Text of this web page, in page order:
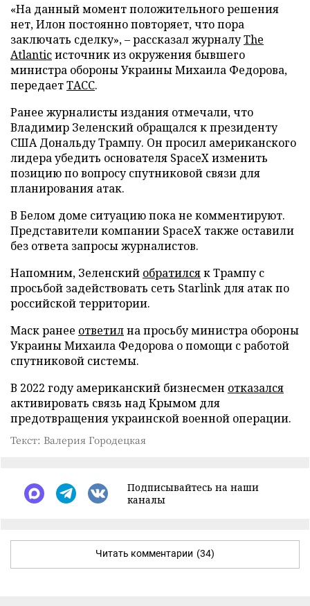
«На данный момент положительного решения
нет, Илон постоянно повторяет, что пора
заключать сделку», – рассказал журналуThe
Atlanticисточник из окружения бывшего
министра обороны Украины Михаила Федорова,
передаетТАСС.
Ранее журналисты издания отмечали, что
Владимир Зеленский обращался к президенту
США Дональду Трампу. Он просил американского
лидера убедить основателя SpaceX изменить
позицию по вопросу спутниковой связи для
планирования атак.
В Белом доме ситуацию пока не комментируют.
Представители компании SpaceX также оставили
без ответа запросы журналистов.
Напомним, Зеленский обратилсяк Трампу с
просьбой задействовать сеть Starlink для атак по
российской территории.
Маск ранее ответилна просьбу министра обороны
Украины Михаила Федорова о помощи с работой
спутниковой системы.
В 2022 году американский бизнесмен отказался
активировать связь над Крымом для
предотвращения украинской военной операции.
Текст: Валерия Городецкая
Подписывайтесь на наши
каналы
Читать комментарии (34)